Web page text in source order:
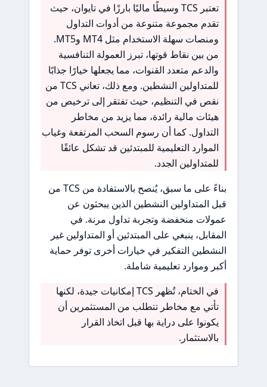
تعتبر TCS وسيطًا ماليًا بارزًا في تايوان، حيث
تقدم مجموعة متنوعة من أدوات التداول
ومنصات سهلة الاستخدام مثل MT4 وMT5.
من بين نقاط قوتها، تبرز العمولة التنافسية
والدعم متعدد القنوات، مما يجعلها خيارًا جذابًا
للمتداولين النشطين. ومع ذلك، تعاني TCS من
نقص في التنظيم، حيث تفتقر إلى ترخيص من
هيئات مالية رائدة، مما يزيد من مخاطر
التداول. كما أن رسوم السحب المرتفعة وغياب
الموارد التعليمية للمبتدئين قد تشكل عائقًا
للمتداولين الجدد.
بناءً على ما سبق، يُنصح بالاستفادة من TCS من
قبل المتداولين النشطين الذين يبحثون عن
عمولات منخفضة وتجربة تداول مرنة. في
المقابل، ينبغي على المبتدئين أو المتداولين غير
النشطين التفكير في خيارات أخرى توفر حماية
أكبر وموارد تعليمية شاملة.
في الختام، تُظهر TCS إمكانيات جيدة، لكنها
تأتي مع مخاطر تتطلب من المستثمرين أن
يكونوا على دراية بها قبل اتخاذ القرار
بالاستثمار.